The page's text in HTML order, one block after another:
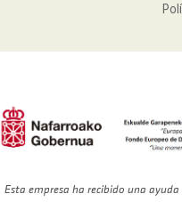
Esta empresa ha recibido una